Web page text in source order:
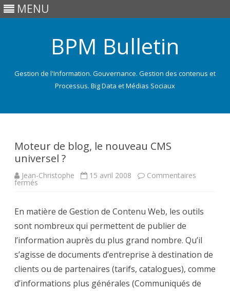
MENU
BPM Bulletin
Gestion de l'Information. Gouvernance. Gestion des contenus et
Processus. Big Data et Médias Sociaux
Moteur de blog, le nouveau CMS
universel ?
Jean-Christophe 15 avril 2008 Commentaires
fermés
le
nouveau
CMS
universel
?
En matière de Gestion de Contenu Web, les outils
sont nombreux qui permettent de publier de
l’information auprès du plus grand nombre. Qu’il
s’agisse de documents d’entreprise à destination de
clients ou de partenaires (tarifs, catalogues), comme
d’informations plus générales (Communiqués de